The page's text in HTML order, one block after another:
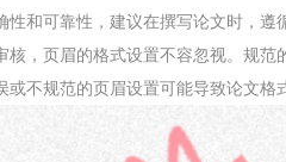
性和可靠性，建议在撰写论文时，
核，页眉的格式设置不容忽视。规
或不规范的页眉设置可能导致论文